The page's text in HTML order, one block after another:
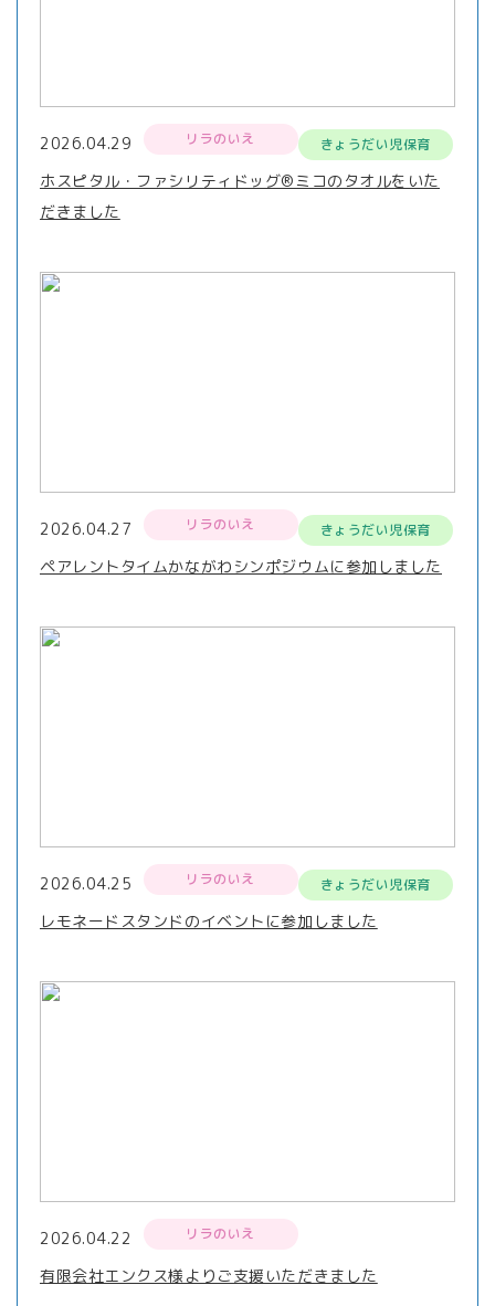
2026.04.29 リラのいえ きょうだい児保育
ホスピタル・ファシリティドッグ®ミコのタオルをいた
だきました
2026.04.27 リラのいえ きょうだい児保育
ペアレントタイムかながわシンポジウムに参加しました
2026.04.25 リラのいえ きょうだい児保育
レモネードスタンドのイベントに参加しました
2026.04.22 リラのいえ
有限会社エンクス様よりご支援いただきました